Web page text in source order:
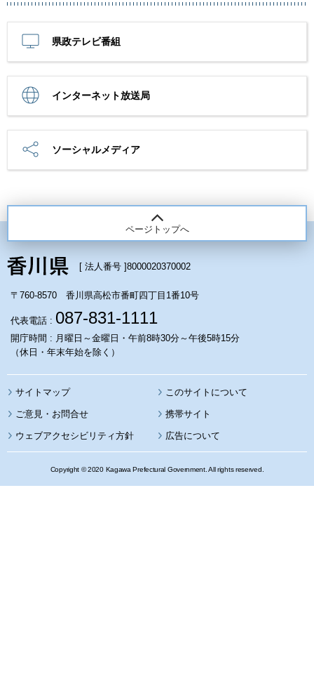
県政テレビ番組
インターネット放送局
ソーシャルメディア
ページトップへ
[ 法人番号 ]8000020370002
〒760-8570 香川県高松市番町四丁目1番10号
代表電話 : 087-831-1111
開庁時間 : 月曜日～金曜日・午前8時30分～午後5時15分
（休日・年末年始を除く）
サイトマップ このサイトについて
携帯サイト
ウェブアクセシビリティ方針 広告について
Copyright © 2020 Kagawa Prefectural Government. All rights reserved.